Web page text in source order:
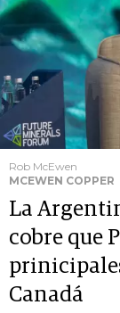
Rob McEwen
MCEWEN COPPER
La
cobre que
Canadá